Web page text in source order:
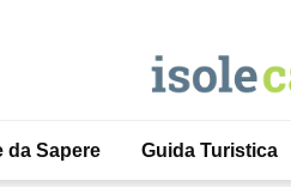
da Sapere Guida Turistica